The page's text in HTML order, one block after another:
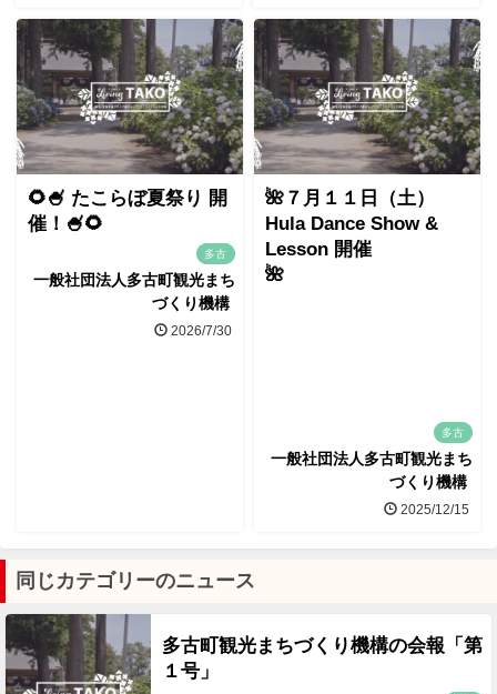
🌻🍧 たこらぼ夏祭り 開
催！🍧🌻
多古
一般社団法人多古町観光まち
づくり機構
2026/7/30
🌺７月１１日（土）
Hula Dance Show &
Lesson 開催
🌺
多古
一般社団法人多古町観光まち
づくり機構
2025/12/15
同じカテゴリーのニュース
多古町観光まちづくり機構の会報「第
１号」